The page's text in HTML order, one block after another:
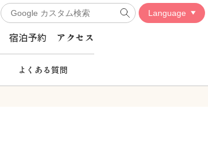
宿泊予約 アクセス
よくある質問